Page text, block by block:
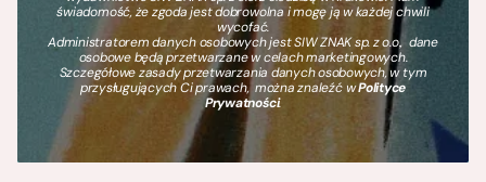
świadomość, że zgoda jest dobrowolna i mogę ją w każdej chwili
wycofać.
Administratorem danych osobowych jest SIW ZNAK sp. z o.o., dane
osobowe będą przetwarzane w celach marketingowych.
Szczegółowe zasady przetwarzania danych osobowych, w tym
przysługujących Ci prawach, można znaleźć wPolityce
Prywatności.